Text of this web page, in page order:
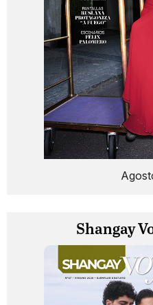
Shangay